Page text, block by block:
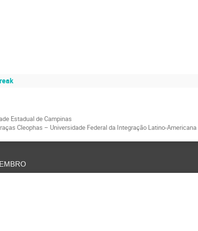
Estadual de Campinas
Cleophas – Universidade Federal da Integração Latino-Americana